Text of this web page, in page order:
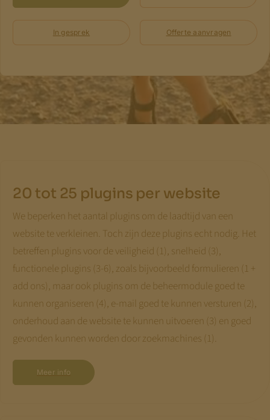
In gesprek Offerte aanvragen
20 tot 25 plugins per website
We beperken het aantal plugins om de laadtijd van een
website te verkleinen. Toch zijn deze plugins echt nodig. Het
betreffen plugins voor de veiligheid (1), snelheid (3),
functionele plugins (3-6), zoals bijvoorbeeld formulieren (1 +
add ons), maar ook plugins om de beheermodule goed te
kunnen organiseren (4), e-mail goed te kunnen versturen (2),
onderhoud aan de website te kunnen uitvoeren (3) en goed
gevonden kunnen worden door zoekmachines (1).
Meer info